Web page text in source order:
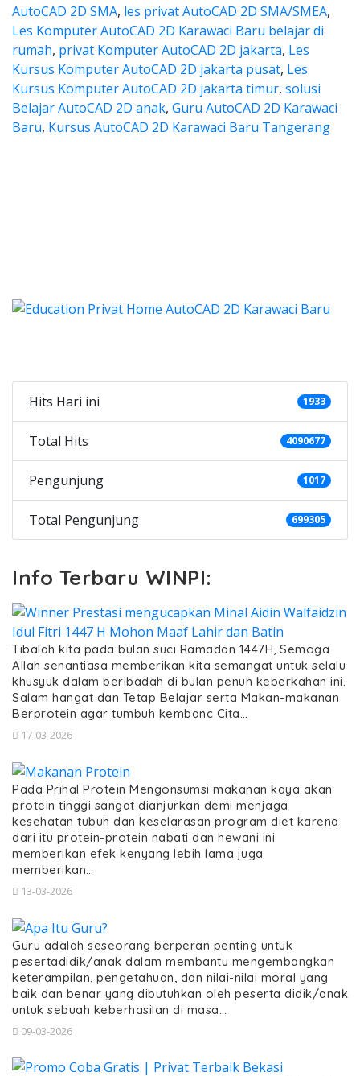
AutoCAD 2D SMA, les privat AutoCAD 2D SMA/SMEA,
Les Komputer AutoCAD 2D Karawaci Baru belajar di
rumah, privat Komputer AutoCAD 2D jakarta, Les
Kursus Komputer AutoCAD 2D jakarta pusat, Les
Kursus Komputer AutoCAD 2D jakarta timur, solusi
Belajar AutoCAD 2D anak, Guru AutoCAD 2D Karawaci
Baru, Kursus AutoCAD 2D Karawaci Baru Tangerang
Hits Hari ini 1933
Total Hits 4090677
Pengunjung 1017
Total Pengunjung 699305
Info Terbaru WINPI:
Tibalah kita pada bulan suci Ramadan 1447H, Semoga
Allah senantiasa memberikan kita semangat untuk selalu
khusyuk dalam beribadah di bulan penuh keberkahan ini.
Salam hangat dan Tetap Belajar serta Makan-makanan
Berprotein agar tumbuh kembanc Cita…
17-03-2026
Pada Prihal Protein Mengonsumsi makanan kaya akan
protein tinggi sangat dianjurkan demi menjaga
kesehatan tubuh dan keselarasan program diet karena
dari itu protein-protein nabati dan hewani ini
memberikan efek kenyang lebih lama juga
memberikan…
13-03-2026
Guru adalah seseorang berperan penting untuk
pesertadidik/anak dalam membantu mengembangkan
keterampilan, pengetahuan, dan nilai-nilai moral yang
baik dan benar yang dibutuhkan oleh peserta didik/anak
untuk sebuah keberhasilan di masa…
09-03-2026